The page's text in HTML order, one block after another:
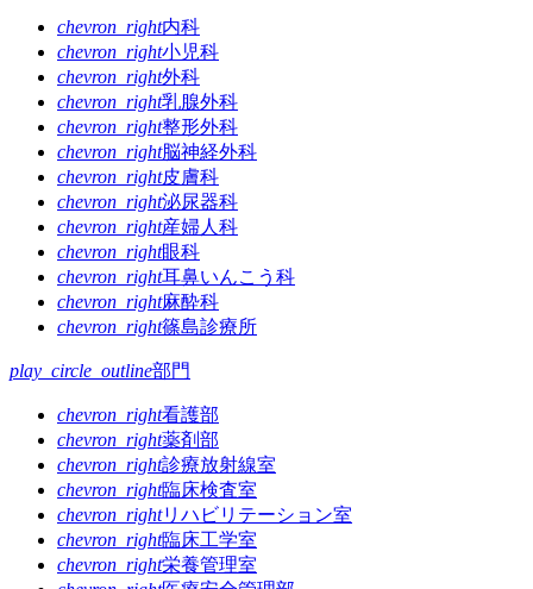
chevron_right内科
chevron_right小児科
chevron_right外科
chevron_right乳腺外科
chevron_right整形外科
chevron_right脳神経外科
chevron_right皮膚科
chevron_right泌尿器科
chevron_right産婦人科
chevron_right眼科
chevron_right耳鼻いんこう科
chevron_right麻酔科
chevron_right篠島診療所
play_circle_outline部門
chevron_right看護部
chevron_right薬剤部
chevron_right診療放射線室
chevron_right臨床検査室
chevron_rightリハビリテーション室
chevron_right臨床工学室
chevron_right栄養管理室